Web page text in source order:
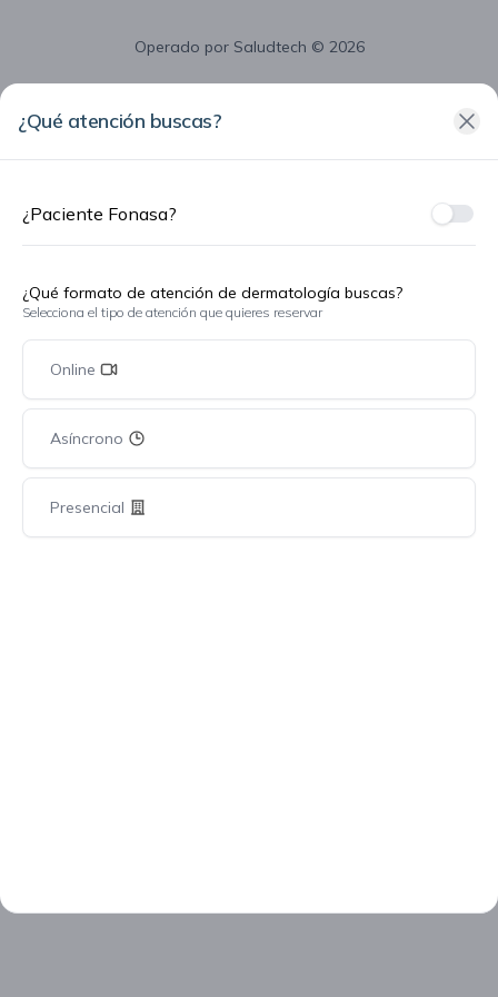
¿Qué atención buscas?
¿Paciente Fonasa?
¿Qué formato de atención de dermatología buscas?
Selecciona el tipo de atención que quieres reservar
Online
Asíncrono
Presencial
Operado por Saludtech © 2026